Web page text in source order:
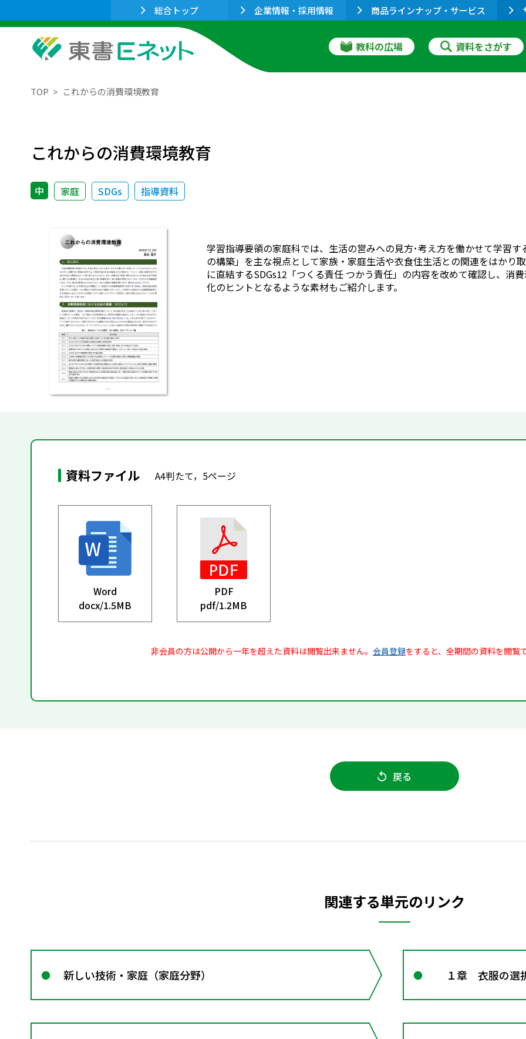
総合トップ 企業情報・採用情報 商品ラインナップ・サービス
教科の広場 資料をさがす
TOP これからの消費環境教育
これからの消費環境教育
中 家庭 SDGs 指導資料
学習指導要領の家庭科では、生活の営みへの見方･考え方を働かせて学習
の構築」を主な視点として家族・家庭生活や衣食住生活との関連をはかり
に直結するSDGs12「つくる責任 つかう責任」の内容を改めて確認し、消
化のヒントとなるような素材もご紹介します。
資料ファイル A4判たて，5ページ
Word
docx/1.5MB
PDF
pdf/1.2MB
非会員の方は公開から一年を超えた資料は閲覧出来ません。 会員登録をすると、全期間の資料を閲覧
戻る
関連する単元のリンク
新しい技術・家庭（家庭分野） １章 衣服の選